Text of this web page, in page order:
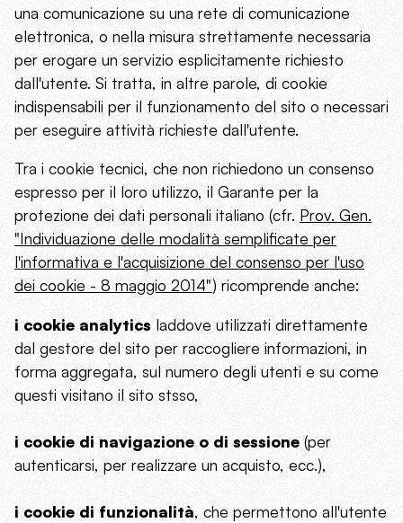
una comunicazione su una rete di comunicazione
elettronica, o nella misura strettamente necessaria
per erogare un servizio esplicitamente richiesto
dall'utente. Si tratta, in altre parole, di cookie
indispensabili per il funzionamento del sito o necessari
per eseguire attività richieste dall'utente.
Tra i cookie tecnici, che non richiedono un consenso
espresso per il loro utilizzo, il Garante per la
protezione dei dati personali italiano (cfr. Prov. Gen.
"Individuazione delle modalità semplificate per
l'informativa e l'acquisizione del consenso per l'uso
dei cookie - 8 maggio 2014") ricomprende anche:
i cookie analytics laddove utilizzati direttamente
dal gestore del sito per raccogliere informazioni, in
forma aggregata, sul numero degli utenti e su come
questi visitano il sito stsso,
i cookie di navigazione o di sessione (per
autenticarsi, per realizzare un acquisto, ecc.),
i cookie di funzionalità, che permettono all'utente